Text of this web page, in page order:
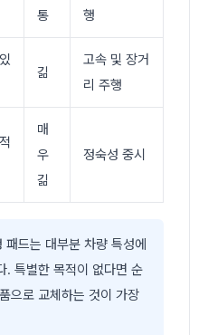
통
행
긺
고속 및 장거
리 주행
매
우
긺
정숙성 중시
드는 대부분 차량 특성에
. 특별한 목적이 없다면 순
으로 교체하는 것이 가장